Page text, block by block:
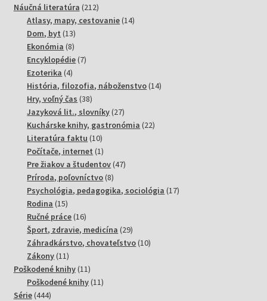
produktov
Náučná literatúra 212212
produktov
Atlasy, mapy, cestovanie 1414
Dom, byt 1313
produktov
Ekonómia 88
produktov
Encyklopédie 77
Ezoterika 44
produkty
História, filozofia, náboženstvo 1414
Hry, voľný čas 3838
produktov
Jazyková lit., slovníky 2727
produktov
Kuchárske knihy, gastronómia 2222
Literatúra faktu 1010
produktov
Počítače, internet 11
produkt
Pre žiakov a študentov 4747
Príroda, poľovníctvo 88
produktov
Psychológia, pedagogika, sociológia 1717
Rodina 1515
produktov
Ručné práce 1616
produktov
Šport, zdravie, medicína 2929
produktov
Záhradkárstvo, chovateľstvo 1010
Zákony 1111
produktov
Poškodené knihy 1111
produktov
Poškodené knihy 1111
Série 444444